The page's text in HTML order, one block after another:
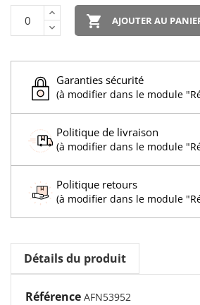
 AJOUTER AU
Garanties sécurité
(à modifier dans le module
Politique de livraison
(à modifier dans le module
Politique retours
(à modifier dans le module
Détails du produit
Référence AFN53952